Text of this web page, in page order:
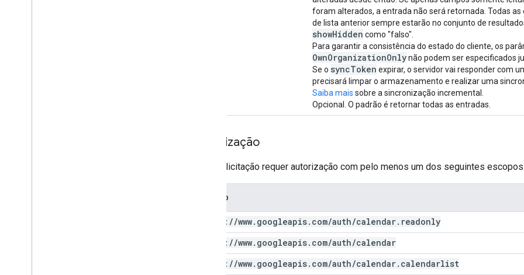
foram alterados, a entrada não será retornada. Todas
de lista anterior sempre estarão no conjunto de
showHidden como "falso".
Para garantir a consistência do estado do cliente, os
OwnOrganizationOnlynão podem ser especificados
Se o syncToken expirar, o servidor vai responder com
precisará limpar o armazenamento e realizar uma
Saiba mais sobre a sincronização incremental.
Opcional. O padrão é retornar todas as entradas.
Autorização
Esta solicitação requer autorização com pelo menos um dos seguintes
Escopo
https: //www. googleapis. com/auth/calendar. readonly
https: //www. googleapis. com/auth/calendar
https: //www. googleapis. com/auth/calendar. calendarlist